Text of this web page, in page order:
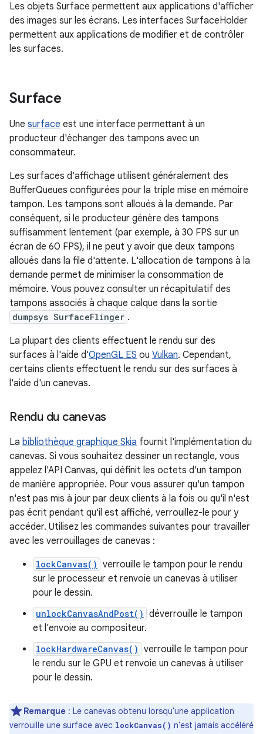
Les objets Surface permettent aux applications d'afficher
des images sur les écrans. Les interfaces SurfaceHolder
permettent aux applications de modifier et de contrôler
les surfaces.
Surface
Une surface est une interface permettant à un
producteur d'échanger des tampons avec un
consommateur.
Les surfaces d'affichage utilisent généralement des
BufferQueues configurées pour la triple mise en mémoire
tampon. Les tampons sont alloués à la demande. Par
conséquent, si le producteur génère des tampons
suffisamment lentement (par exemple, à 30 FPS sur un
écran de 60 FPS), il ne peut y avoir que deux tampons
alloués dans la file d'attente. L'allocation de tampons à la
demande permet de minimiser la consommation de
mémoire. Vous pouvez consulter un récapitulatif des
tampons associés à chaque calque dans la sortie
dumpsys SurfaceFlinger .
La plupart des clients effectuent le rendu sur des
surfaces à l'aide d'OpenGL ES ou Vulkan. Cependant,
certains clients effectuent le rendu sur des surfaces à
l'aide d'un canevas.
Rendu du canevas
La bibliothèque graphique Skia fournit l'implémentation du
canevas. Si vous souhaitez dessiner un rectangle, vous
appelez l'API Canvas, qui définit les octets d'un tampon
de manière appropriée. Pour vous assurer qu'un tampon
n'est pas mis à jour par deux clients à la fois ou qu'il n'est
pas écrit pendant qu'il est affiché, verrouillez-le pour y
accéder. Utilisez les commandes suivantes pour travailler
avec les verrouillages de canevas :
lockCanvas() verrouille le tampon pour le rendu
sur le processeur et renvoie un canevas à utiliser
pour le dessin.
unlockCanvasAndPost() déverrouille le tampon
et l'envoie au compositeur.
lockHardwareCanvas() verrouille le tampon pour
le rendu sur le GPU et renvoie un canevas à utiliser
pour le dessin.
Remarque : Le canevas obtenu lorsqu'une application
verrouille une surface avec lockCanvas() n'est jamais accéléré